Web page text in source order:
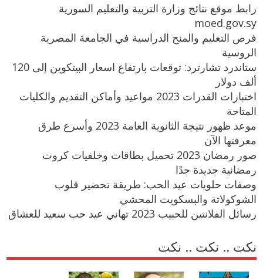
رابط موقع نتائج وزارة التربية والتعليم السورية
moed.gov.sy
فرص التعليم والمنح الدراسية في الجامعة المصرية
الروسية
ستاندرد تشارترد: توقعات بارتفاع اسعار البيتكوين إلى 120
ألف دولار
اختبارات القدرات 2023 مواعيد وأماكن التقديم والكليات
المتاحة
موعد ظهور نتيجة الثانوية العامة 2023 وأسرع طرق
معرفتها الآن
صور رمضان 2023 تحميل بطاقات وخلفيات كروت
رمضانية جديدة جدًا
وصفات حلويات عيد الحب: طريقة تحضير قلوب
الشوكولاتة والبسكويت المحشي
رسائل الفلانتين للحبيب 2023 تهاني عيد حب سعيد للعشاق
نكت .. نكت .. نكت